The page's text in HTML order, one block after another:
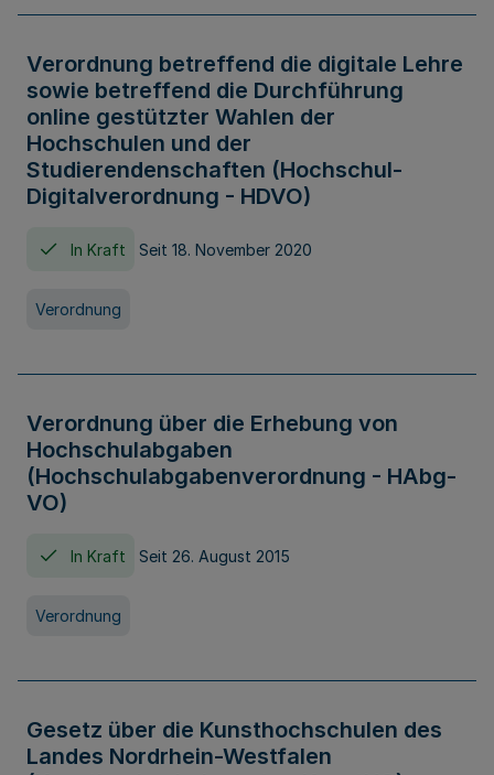
Verordnung betreffend die digitale Lehre
sowie betreffend die Durchführung
online gestützter Wahlen der
Hochschulen und der
Studierendenschaften (Hochschul-
Digitalverordnung - HDVO)
In Kraft Seit 18. November 2020
Verordnung
Verordnung über die Erhebung von
Hochschulabgaben
(Hochschulabgabenverordnung - HAbg-
VO)
In Kraft Seit 26. August 2015
Verordnung
Gesetz über die Kunsthochschulen des
Landes Nordrhein-Westfalen